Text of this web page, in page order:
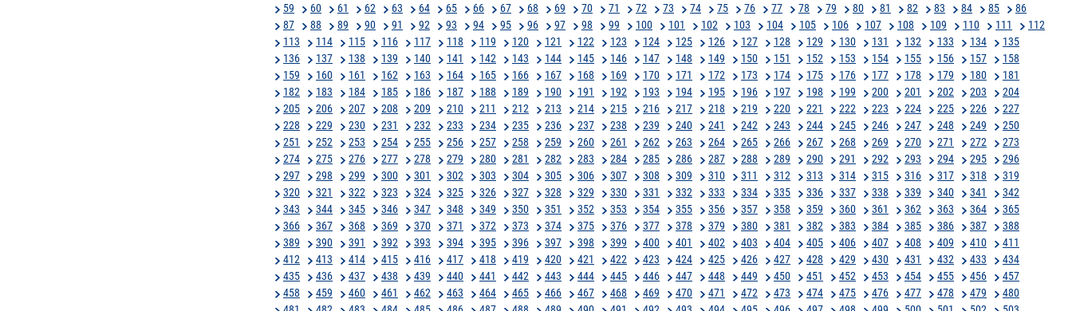
59
60 61 62 63 64 65 66 67 68 69 70 71 72 73 74 75 76 77 78 79 80 81 82 83 84 85
86
87
88 89 90 91 92 93 94 95 96 97 98 99 100 101 102 103 104 105 106 107 108 109 110 111
112
113
114 115 116 117 118 119 120 121 122 123 124 125 126 127 128 129 130 131 132 133 134
135
136
137 138 139 140 141 142 143 144 145 146 147 148 149 150 151 152 153 154 155 156 157
158
159
160 161 162 163 164 165 166 167 168 169 170 171 172 173 174 175 176 177 178 179 180
181
182
183 184 185 186 187 188 189 190 191 192 193 194 195 196 197 198 199 200 201 202 203
204
205
206 207 208 209 210 211 212 213 214 215 216 217 218 219 220 221 222 223 224 225 226
227
228
229 230 231 232 233 234 235 236 237 238 239 240 241 242 243 244 245 246 247 248 249
250
251
252 253 254 255 256 257 258 259 260 261 262 263 264 265 266 267 268 269 270 271 272
273
274
275 276 277 278 279 280 281 282 283 284 285 286 287 288 289 290 291 292 293 294 295
296
297
298 299 300 301 302 303 304 305 306 307 308 309 310 311 312 313 314 315 316 317 318
319
320
321 322 323 324 325 326 327 328 329 330 331 332 333 334 335 336 337 338 339 340 341
342
343
344 345 346 347 348 349 350 351 352 353 354 355 356 357 358 359 360 361 362 363 364
365
366
367 368 369 370 371 372 373 374 375 376 377 378 379 380 381 382 383 384 385 386 387
388
389
390 391 392 393 394 395 396 397 398 399 400 401 402 403 404 405 406 407 408 409 410
411
412
413 414 415 416 417 418 419 420 421 422 423 424 425 426 427 428 429 430 431 432 433
434
435
436 437 438 439 440 441 442 443 444 445 446 447 448 449 450 451 452 453 454 455 456
457
458
459 460 461 462 463 464 465 466 467 468 469 470 471 472 473 474 475 476 477 478 479
480